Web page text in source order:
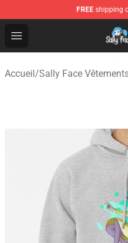
FREE shipping
Open menu
Sally Face Store -
Accueil/Sally Face